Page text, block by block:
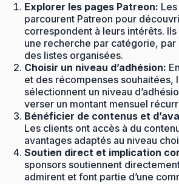
Explorer les pages Patreon:
parcourent Patreon pour
correspondent à leurs intérêts.
une recherche par catégorie,
des listes organisées.
Choisir un niveau d’adhésion:
et des récompenses souhaitées,
sélectionnent un niveau
verser un montant mensuel
Bénéficier de contenus et
Les clients ont accès à du
avantages adaptés au niveau
Soutien direct et implication
sponsors soutiennent
admirent et font partie d’une